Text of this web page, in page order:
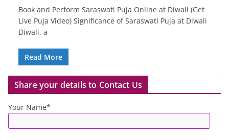
Book and Perform Saraswati Puja Online at Diwali (Get
Live Puja Video) Significance of Saraswati Puja at Diwali
Diwali, a
Read More
Share your details to Contact Us
Your Name*